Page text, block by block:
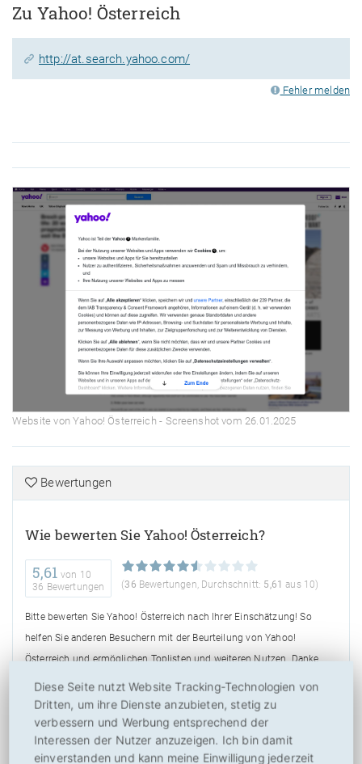
Zu Yahoo! Österreich
http://at.search.yahoo.com/
Fehler melden
Website von Yahoo! Österreich - Screenshot vom 26.01.2025
Bewertungen
Wie bewerten Sie Yahoo! Österreich?
5,61 von 10
36 Bewertungen
(36 Bewertungen, Durchschnitt: 5,61 aus 10)
Bitte bewerten Sie Yahoo! Österreich nach Ihrer Einschätzung! So
helfen Sie anderen Besuchern mit der Beurteilung von Yahoo!
Österreich und ermöglichen Toplisten und weiteren Nutzen. Danke
hierfür!
Über
Diese Seite nutzt Website Tracking-Technologien von
Dritten, um ihre Dienste anzubieten, stetig zu
verbessern und Werbung entsprechend der
Interessen der Nutzer anzuzeigen. Ich bin damit
einverstanden und kann meine Einwilligung jederzeit